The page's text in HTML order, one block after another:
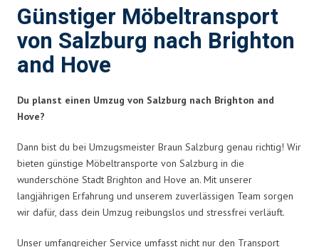
Günstiger Möbeltransport
von Salzburg nach Brighton
and Hove
Du planst einen Umzug von Salzburg nach Brighton and
Hove?
Dann bist du bei Umzugsmeister Braun Salzburg genau richtig! Wir
bieten günstige Möbeltransporte von Salzburg in die
wunderschöne Stadt Brighton and Hove an. Mit unserer
langjährigen Erfahrung und unserem zuverlässigen Team sorgen
wir dafür, dass dein Umzug reibungslos und stressfrei verläuft.
Unser umfangreicher Service umfasst nicht nur den Transport